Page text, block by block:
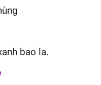
bao la.